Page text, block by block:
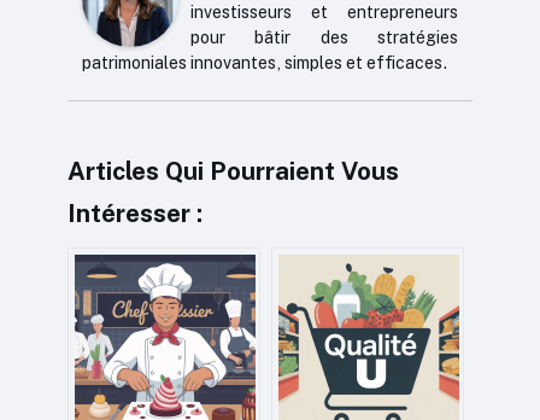
investisseurs et entrepreneurs
pour bâtir des stratégies
patrimoniales innovantes, simples et efficaces.
Articles Qui Pourraient Vous
Intéresser :